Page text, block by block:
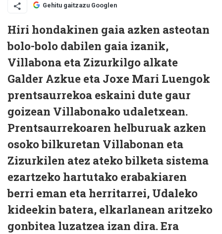
Gehitu gaitzazu Googlen
Hiri hondakinen gaia azken asteotan
bolo-bolo dabilen gaia izanik,
Villabona eta Zizurkilgo alkate
Galder Azkue eta Joxe Mari Luengok
prentsaurrekoa eskaini dute gaur
goizean Villabonako udaletxean.
Prentsaurrekoaren helburuak azken
osoko bilkuretan Villabonan eta
Zizurkilen atez ateko bilketa sistema
ezartzeko hartutako erabakiaren
berri eman eta herritarrei, Udaleko
kideekin batera, elkarlanean aritzeko
gonbitea luzatzea izan dira. Era